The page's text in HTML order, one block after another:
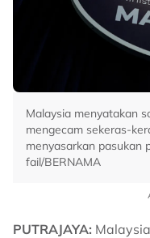
Malaysia menyatakan
mengecam sekeras-
menyasarkan pasukan
fail/BERNAMA
PUTRAJAYA: